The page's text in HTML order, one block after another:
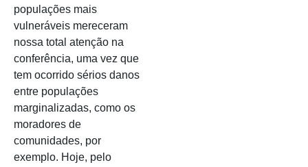
populações mais
vulneráveis mereceram
nossa total atenção na
conferência, uma vez que
tem ocorrido sérios danos
entre populações
marginalizadas, como os
moradores de
comunidades, por
exemplo. Hoje, pelo